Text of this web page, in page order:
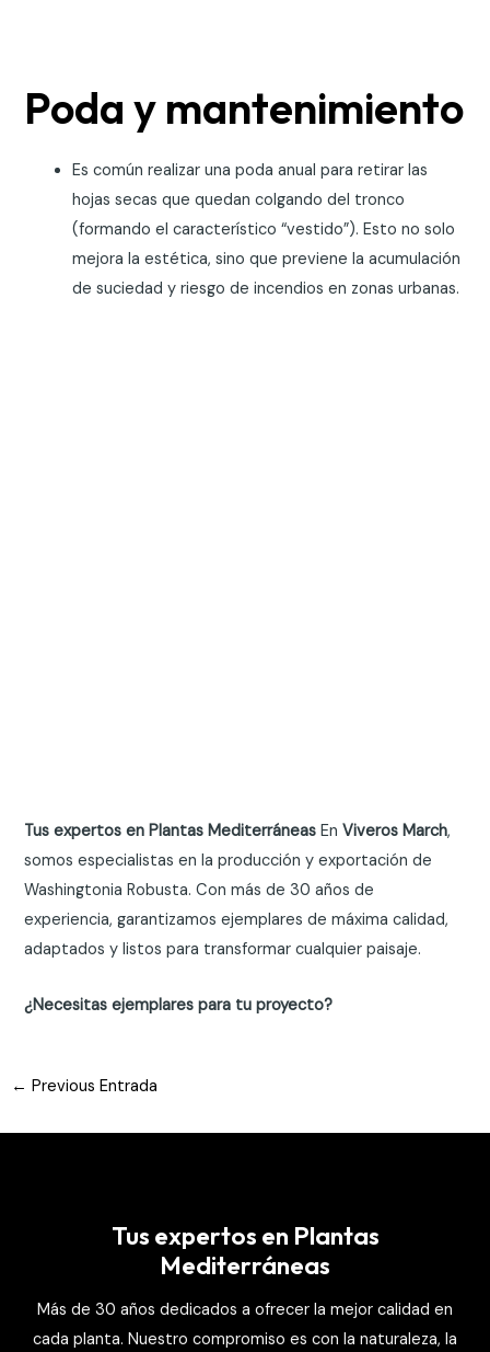
Poda y mantenimiento
Es común realizar una poda anual para retirar las
hojas secas que quedan colgando del tronco
(formando el característico “vestido”). Esto no solo
mejora la estética, sino que previene la acumulación
de suciedad y riesgo de incendios en zonas urbanas.
Tus expertos en Plantas Mediterráneas EnViveros March,
somos especialistas en la producción y exportación de
Washingtonia Robusta. Con más de 30 años de
experiencia, garantizamos ejemplares de máxima calidad,
adaptados y listos para transformar cualquier paisaje.
¿Necesitas ejemplares para tu proyecto?
Post
← Previous Entrada
Tus expertos en Plantas
Mediterráneas
Más de 30 años dedicados a ofrecer la mejor calidad en
cada planta. Nuestro compromiso es con la naturaleza, la